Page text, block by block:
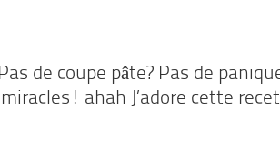
de coupe pâte? Pas de
ahah J’adore cette